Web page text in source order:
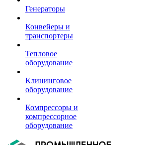
Генераторы
Конвейеры и
транспортеры
Тепловое
оборудование
Клининговое
оборудование
Компрессоры и
компрессорное
оборудование